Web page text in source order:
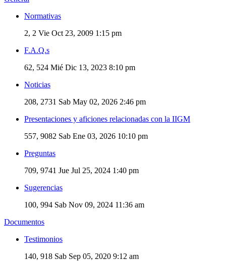
Normativas
2, 2 Vie Oct 23, 2009 1:15 pm
F.A.Q.s
62, 524 Mié Dic 13, 2023 8:10 pm
Noticias
208, 2731 Sab May 02, 2026 2:46 pm
Presentaciones y aficiones relacionadas con la IIGM
557, 9082 Sab Ene 03, 2026 10:10 pm
Preguntas
709, 9741 Jue Jul 25, 2024 1:40 pm
Sugerencias
100, 994 Sab Nov 09, 2024 11:36 am
Documentos
Testimonios
140, 918 Sab Sep 05, 2020 9:12 am